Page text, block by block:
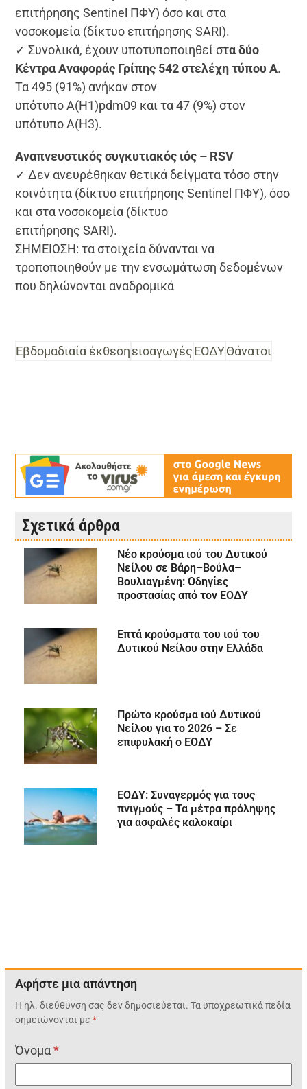
επιτήρησης Sentinel ΠΦΥ) όσο και στα
νοσοκομεία (δίκτυο επιτήρησης SARI).
✓ Συνολικά, έχουν υποτυποποιηθεί στα δύο
Κέντρα Αναφοράς Γρίπης 542 στελέχη τύπου Α.
Τα 495 (91%) ανήκαν στον
υπότυπο Α(Η1)pdm09 και τα 47 (9%) στον
υπότυπο Α(Η3).
Αναπνευστικός συγκυτιακός ιός – RSV
✓ Δεν ανευρέθηκαν θετικά δείγματα τόσο στην
κοινότητα (δίκτυο επιτήρησης Sentinel ΠΦΥ), όσο
και στα νοσοκομεία (δίκτυο
επιτήρησης SARI).
ΣΗΜΕΙΩΣΗ: τα στοιχεία δύνανται να
τροποποιηθούν με την ενσωμάτωση δεδομένων
που δηλώνονται αναδρομικά
Εβδομαδιαία έκθεσηεισαγωγέςΕΟΔΥΘάνατοι
Σχετικά άρθρα
Νέο κρούσμα ιού του Δυτικού
Νείλου σε Βάρη–Βούλα–
Βουλιαγμένη: Οδηγίες
προστασίας από τον ΕΟΔΥ
Επτά κρούσματα του ιού του
Δυτικού Νείλου στην Ελλάδα
Πρώτο κρούσμα ιού Δυτικού
Νείλου για το 2026 – Σε
επιφυλακή ο ΕΟΔΥ
ΕΟΔΥ: Συναγερμός για τους
πνιγμούς – Τα μέτρα πρόληψης
για ασφαλές καλοκαίρι
Αφήστε μια απάντηση
Η ηλ. διεύθυνση σας δεν δημοσιεύεται. Τα υποχρεωτικά πεδία
σημειώνονται με*
Όνομα*